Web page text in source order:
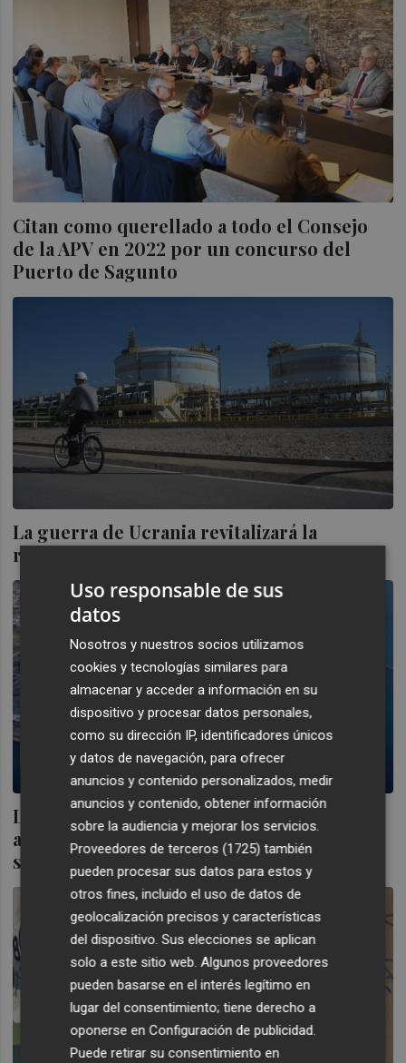
Citan como querellado a todo el Consejo
de la APV en 2022 por un concurso del
Puerto de Sagunto
La guerra de Ucrania revitalizará la
regasificadora de Port de Sagunt
La Cámara de Comercio de la Comunitat
alerta del riesgo de la guerra para el
sector cerámico
Uso responsable de sus
datos
Nosotros y nuestros socios utilizamos
cookies y tecnologías similares para
almacenar y acceder a información en su
dispositivo y procesar datos personales,
como su dirección IP, identificadores únicos
y datos de navegación, para ofrecer
anuncios y contenido personalizados, medir
anuncios y contenido, obtener información
sobre la audiencia y mejorar los servicios.
Proveedores de terceros (1725) también
pueden procesar sus datos para estos y
otros fines, incluido el uso de datos de
geolocalización precisos y características
del dispositivo. Sus elecciones se aplican
solo a este sitio web. Algunos proveedores
pueden basarse en el interés legítimo en
lugar del consentimiento; tiene derecho a
oponerse enConfiguración de publicidad
Puede retirar su consentimiento en